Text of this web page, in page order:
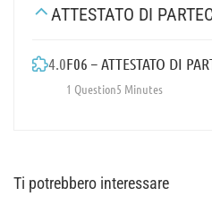
ATTESTATO DI
4.0F06 – ATTESTATO DI
5 Minutes
1 Question
Ti potrebbero interessare